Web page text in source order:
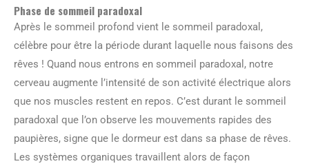
Phase de sommeil paradoxal
Après le sommeil profond vient le sommeil paradoxal,
célèbre pour être la période durant laquelle nous faisons des
rêves ! Quand nous entrons en sommeil paradoxal, notre
cerveau augmente l’intensité de son activité électrique alors
que nos muscles restent en repos. C’est durant le sommeil
paradoxal que l’on observe les mouvements rapides des
paupières, signe que le dormeur est dans sa phase de rêves.
Les systèmes organiques travaillent alors de façon